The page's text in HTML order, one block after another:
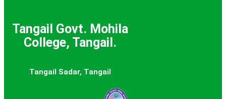
Tangail Govt. Mohila
College, Tangail.
Tangail Sadar, Tangail